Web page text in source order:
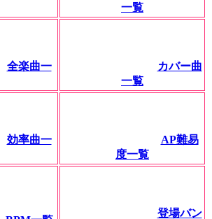
一覧
全楽曲一
カバー曲
一覧
効率曲一
AP難易
度一覧
登場バン